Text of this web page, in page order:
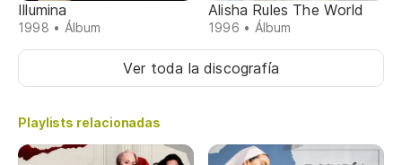
Illumina
1998 • Álbum
Alisha Rules The World
1996 • Álbum
Ver toda la discografía
Playlists relacionadas